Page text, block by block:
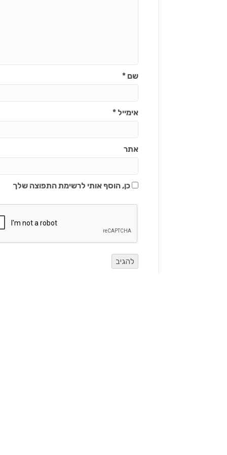
שם*
אימייל*
אתר
כן, הוסף אותי לרשימת התפוצה שלך